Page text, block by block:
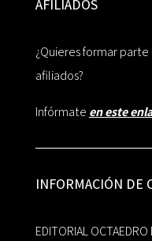
AFILIADOS
¿Quieres formar
afiliados?
Infórmate en este
INFORMACIÓN DE
EDITORIAL OCTAEDRO